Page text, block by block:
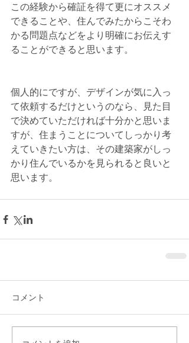
この経験から確証を得て更にオススメ
できることや、住んでみたからこそわ
かる問題点などをより明確にお伝えす
ることができると思います。
個人的にですが、デザインが気に入っ
て依頼するだけというのなら、見た目
で決めていただければ十分かと思いま
すが、住まうことについてしっかり考
えていきたい方は、その建築家がしっ
かり住んでいるかを見られると良いと
思います。
コメント